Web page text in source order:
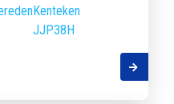
Kenteken
JJP38H